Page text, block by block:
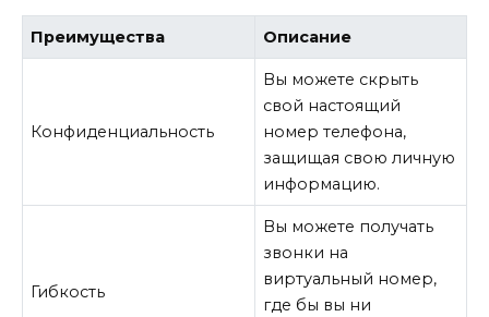
Преимущества Описание
Конфиденциальность
Вы можете скрыть
свой настоящий
номер телефона,
защищая свою личную
информацию.
Гибкость
Вы можете получать
звонки на
виртуальный номер,
где бы вы ни